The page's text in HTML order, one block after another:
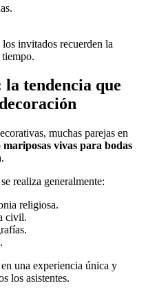
invitados recuerden la
tendencia que
muchas parejas en
mariposas vivas para bodas
realiza generalmente:
religiosa.
civil.
una experiencia única y
los asistentes.